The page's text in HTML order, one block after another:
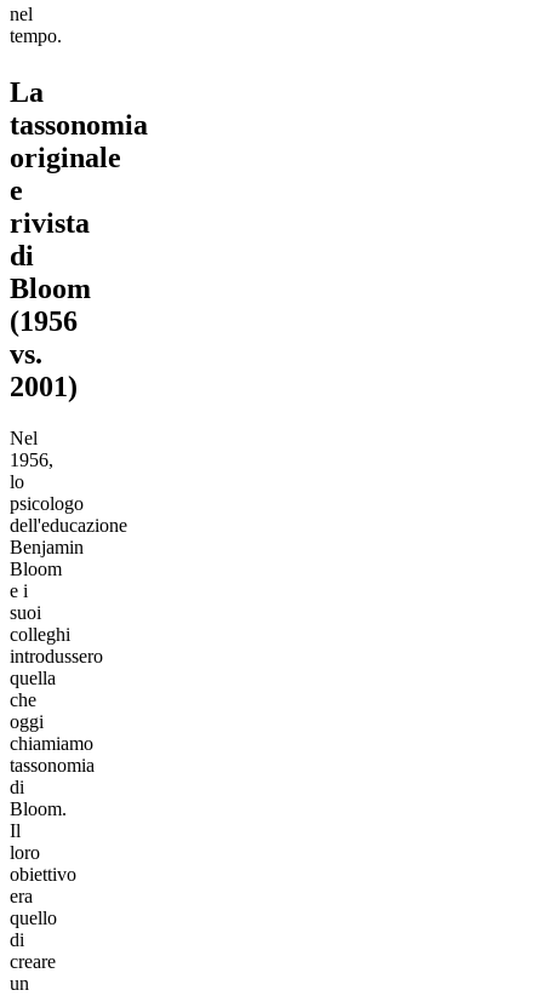
nel
tempo.
La
tassonomia
originale
e
rivista
di
Bloom
(1956
vs.
2001)
Nel
1956,
lo
psicologo
dell'educazione
Benjamin
Bloom
e i
suoi
colleghi
introdussero
quella
che
oggi
chiamiamo
tassonomia
di
Bloom.
Il
loro
obiettivo
era
quello
di
creare
un